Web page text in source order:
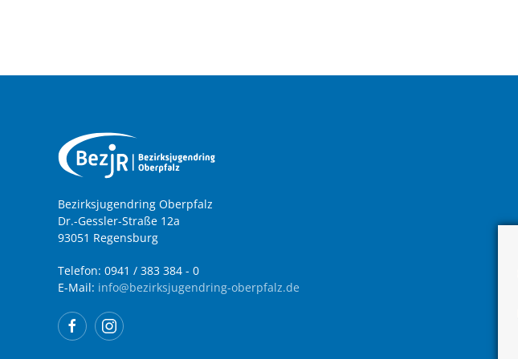
Bezirksjugendring Oberpfalz
Dr.-Gessler-Straße 12a
93051 Regensburg
Telefon: 0941 / 383 384 - 0
E-Mail: info@bezirksjugendring-oberpfalz.de